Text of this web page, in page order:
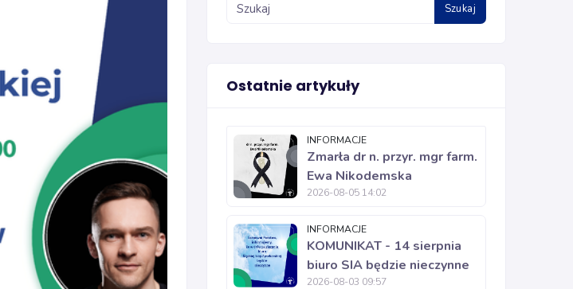
Szukaj
Ostatnie artykuły
INFORMACJE
Zmarła dr n. przyr. mgr farm.
Ewa Nikodemska
2026-08-05 14:02
INFORMACJE
KOMUNIKAT - 14 sierpnia
biuro SIA będzie nieczynne
2026-08-03 09:57